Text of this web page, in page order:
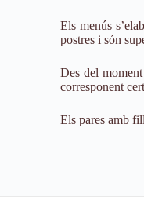
Els menús
postres i són
Des del
corresponent
Els pares amb